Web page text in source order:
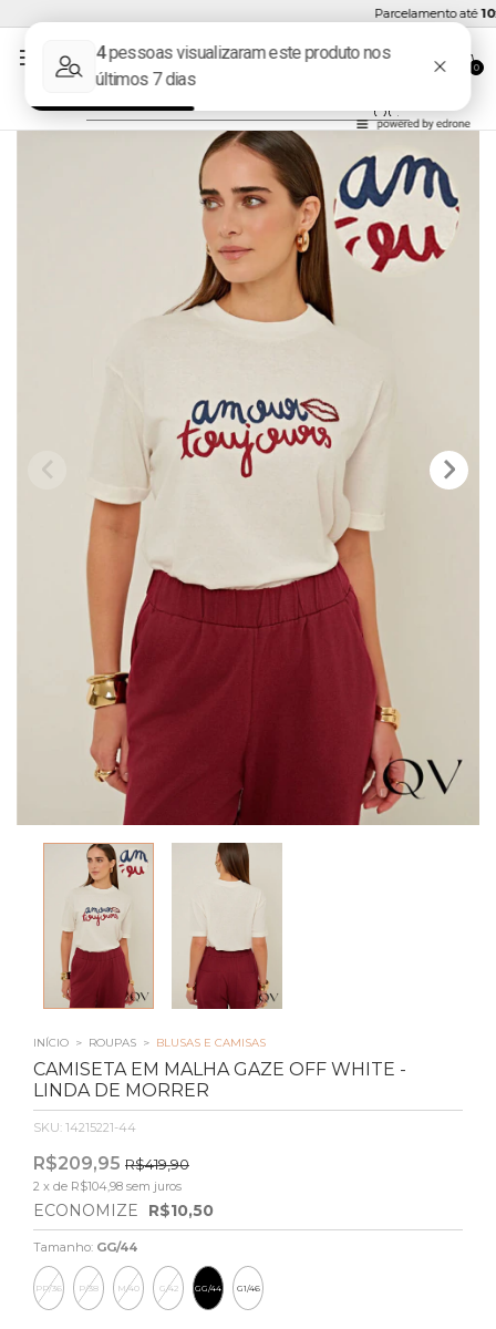
Parcelamento até10x
0
INÍCIO > ROUPAS > BLUSAS E CAMISAS
CAMISETA EM MALHA GAZE OFF WHITE -
LINDA DE MORRER
SKU: 14215221-44
R$209,95 R$419,90
2 x de R$104,98 sem juros
ECONOMIZE R$10,50
Tamanho: GG/44
PP/36 P/38 M/40 G/42 GG/44 G1/46